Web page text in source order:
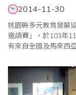
2014-11-30
桃園縣多元教育發展
邀請賽」，於103年
有來自全國及馬來西亞等數百
生，不但數學能力越
們從小藉著比賽的互
能適應陌生環境的考